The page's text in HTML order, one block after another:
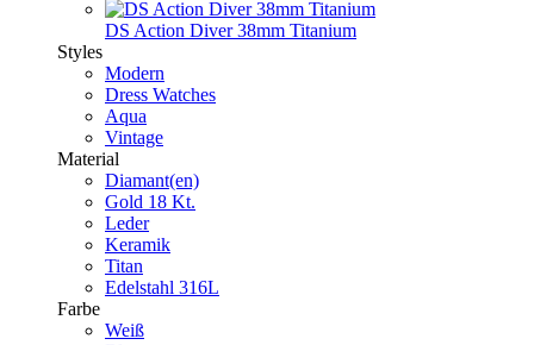
DS Action Diver 38mm Titanium
Styles
Modern
Dress Watches
Aqua
Vintage
Material
Diamant(en)
Gold 18 Kt.
Leder
Keramik
Titan
Edelstahl 316L
Farbe
Weiß